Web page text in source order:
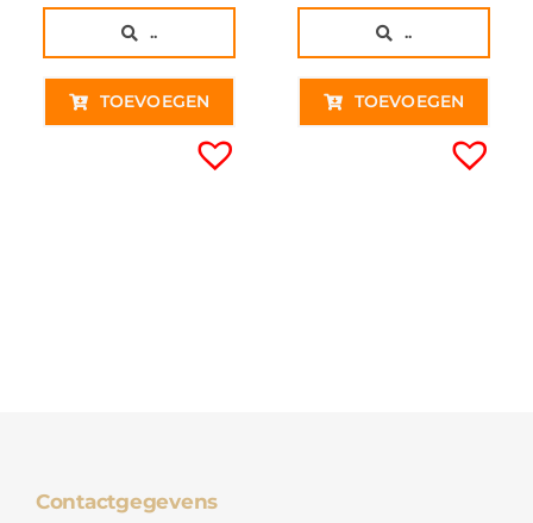
..
TOEVOEGEN
was:
€ 9,95€ 8,22.
is:
..
TOEVOEGEN
Contactgegevens